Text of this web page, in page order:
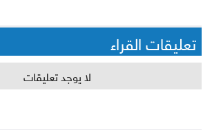
تعليقات القراء
لا يوجد تعليقات